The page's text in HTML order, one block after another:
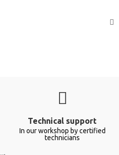
Technical support
In our workshop by certified
technicians